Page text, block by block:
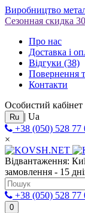
Виробництво
Сезонная скидка
Про нас
Доставка і
Відгуки (38)
Повернення
Контакти
Особистий кабінет
Ru | Ua
+38 (050) 528 77
×
Відвантаження:
замовлення - 15
+38 (050) 528 77
0